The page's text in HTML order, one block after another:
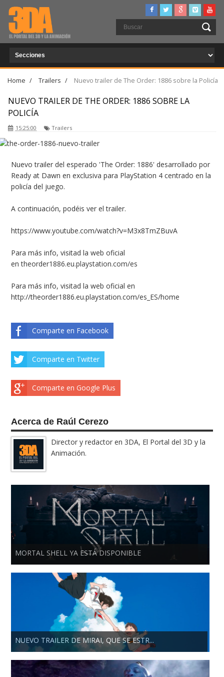
Home / Trailers / Nuevo trailer de The Order: 1886 sobre la Policía
NUEVO TRAILER DE THE ORDER: 1886 SOBRE LA
POLICÍA
15:25:00 Trailers
Nuevo trailer del esperado 'The Order: 1886' desarrollado por
Ready at Dawn en exclusiva para PlayStation 4 centrado en la
policía del juego.
A continuación, podéis ver el trailer.
https://www.youtube.com/watch?v=M3x8TmZBuvA
Para más info, visitad la web oficial
entheorder1886.eu.playstation.com/es
Para más info, visitad la web oficial en
http://theorder1886.eu.playstation.com/es_ES/home
Comparte en Facebook
Comparte en Twitter
Comparte en Google Plus
Acerca de Raúl Cerezo
Director y redactor en 3DA, El Portal del 3D y la
Animación.
MORTAL SHELL YA ESTÁ DISPONIBLE
NUEVO TRAILER DE MIRAI, QUE SE ESTR...